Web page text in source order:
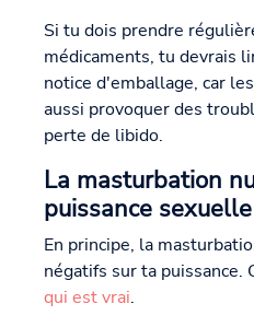
Si tu dois prendre
médicaments, tu devrais
notice d'emballage, car
aussi provoquer des
perte de libido.
La masturbation
puissance
En principe, la
négatifs sur ta puissance.
qui est vrai.